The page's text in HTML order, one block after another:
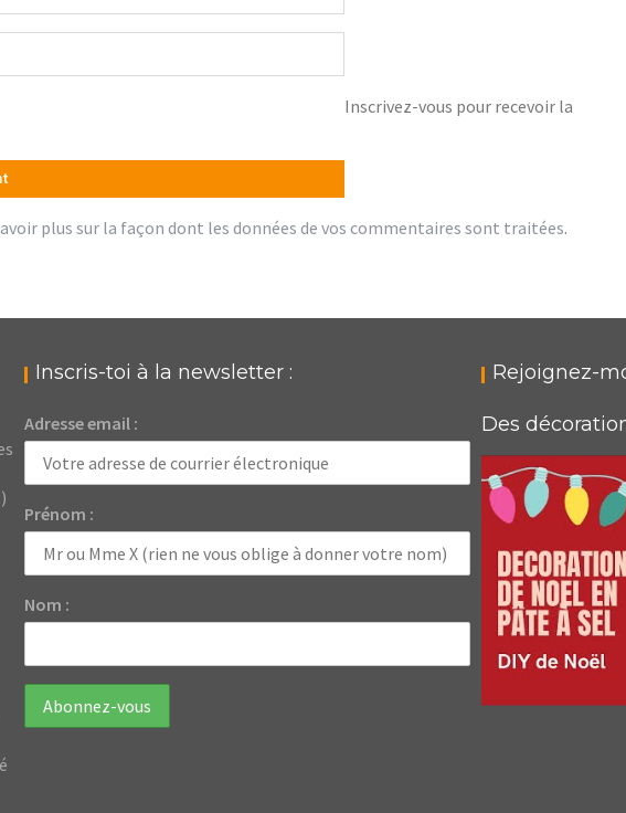
Inscrivez-vous pour recevoir la
plus sur la façon dont les données de vos commentaires sont traitées.
Inscris-toi à la newsletter :
Adresse email :
Prénom :
Nom :
Rejoignez-
Des